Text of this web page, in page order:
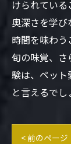
けられてい
奥深さを学
時間を味わう
旬の味覚、
験は、ペット
と言えるでし
< 前のページ